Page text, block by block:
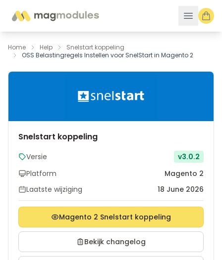
Home Help
Snelstart koppeling
OSS Belastingregels Instellen voor SnelStart in Magento 2
Snelstart koppeling
Versie
v3.0.2
Platform
Magento 2
Laatste wijziging
18 June 2026
Magento 2 Snelstart koppeling
Bekijk changelog